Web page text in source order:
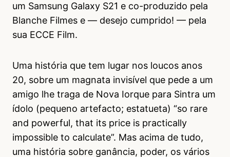
um Samsung Galaxy S21 e co-produzido pela
Blanche Filmes e — desejo cumprido! — pela
sua ECCE Film.
Uma história que tem lugar nos loucos anos
20, sobre um magnata invisível que pede a um
amigo lhe traga de Nova Iorque para Sintra um
ídolo (pequeno artefacto; estatueta) “so rare
and powerful, that its price is practically
impossible to calculate”. Mas acima de tudo,
uma história sobre ganância, poder, os vários